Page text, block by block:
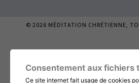
© 2026 MÉDITATION CHRÉTIENNE,
Consentement aux fichiers
Ce site internet fait usage de cookies